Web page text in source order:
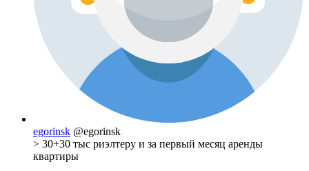
egorinsk @egorinsk
> 30+30 тыс риэлтеру и за первый месяц аренды
квартиры